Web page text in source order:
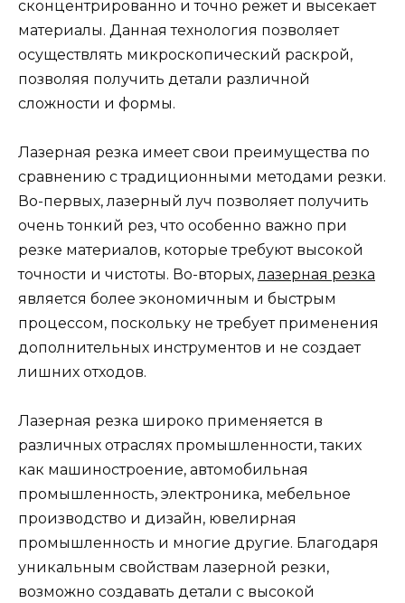
сконцентрированно и точно режет и высекает
материалы. Данная технология позволяет
осуществлять микроскопический раскрой,
позволяя получить детали различной
сложности и формы.
Лазерная резка имеет свои преимущества по
сравнению с традиционными методами резки.
Во-первых, лазерный луч позволяет получить
очень тонкий рез, что особенно важно при
резке материалов, которые требуют высокой
точности и чистоты. Во-вторых,лазерная резка
является более экономичным и быстрым
процессом, поскольку не требует применения
дополнительных инструментов и не создает
лишних отходов.
Лазерная резка широко применяется в
различных отраслях промышленности, таких
как машиностроение, автомобильная
промышленность, электроника, мебельное
производство и дизайн, ювелирная
промышленность и многие другие. Благодаря
уникальным свойствам лазерной резки,
возможно создавать детали с высокой